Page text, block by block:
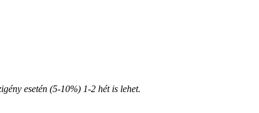
esetén (5-10%) 1-2 hét is lehet.